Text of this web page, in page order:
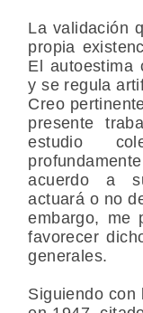
La validación
propia
El autoestima
y se regula
Creo
presente
estudio
acuerdo a
actuará o no
embargo, me
favorecer
generales.
Siguiendo con